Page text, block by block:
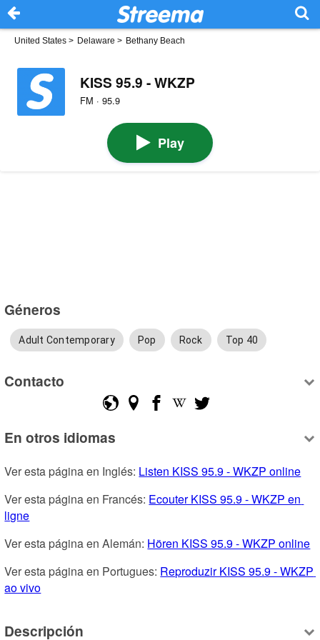
United States > Delaware > Bethany Beach
KISS 95.9 - WKZP
FM · 95.9
Play
Géneros
Adult Contemporary Pop Rock Top 40
Contacto
En otros idiomas
Ver esta página en Inglés: Listen KISS 95.9 - WKZP online
Ver esta página en Francés: Ecouter KISS 95.9 - WKZP en
ligne
Ver esta página en Alemán: Hören KISS 95.9 - WKZP online
Ver esta página en Portugues: Reproduzir KISS 95.9 - WKZP
ao vivo
Descripción